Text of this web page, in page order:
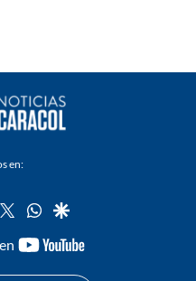
en:
twitterwhatsapp
google
youtube-